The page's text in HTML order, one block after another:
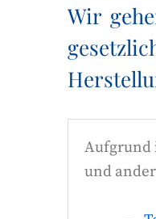
Wir
Aufgrund
und